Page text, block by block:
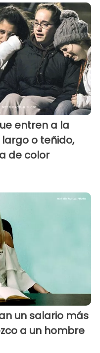
entren a la
o teñido,
de color
un salario más
a un hombre